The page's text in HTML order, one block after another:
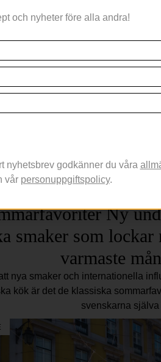
och jordgubbar
Ny
smaker som lockar
varmaste
att nya smaker och internationella
kök är det de klassiska
svenskarna själva
och nyheter före alla andra!
nyhetsbrev godkänner du våra
vår personuppgiftspolicy.